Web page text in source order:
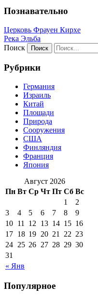
Познавательно
Церковь Фрауен Кирхе
Река Эльба
Поиск
Рубрики
Германия
Израиль
Китай
Площади
Природа
Сооружения
США
Финляндия
Франция
Япония
Август 2026
Пн Вт Ср Чт Пт Сб Вс
« Янв
1
2
3
4 5 6 7 8
9
10 11 12 13 14 15 16
17 18 19 20 21 22 23
24 25 26 27 28 29 30
31
Популярное